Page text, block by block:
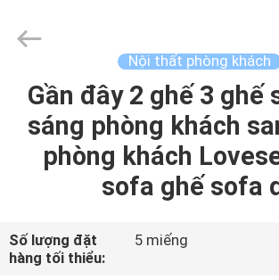
NHÀ
SẢN
VIDEO
HOME
Furniture
Reserved.
Nội thất phòng khách
Gần đây 2 ghế 3 ghế
sáng phòng khách
phòng khách
sofa ghế sofa
Số lượng đặt
hàng tối thiểu:
5 miếng